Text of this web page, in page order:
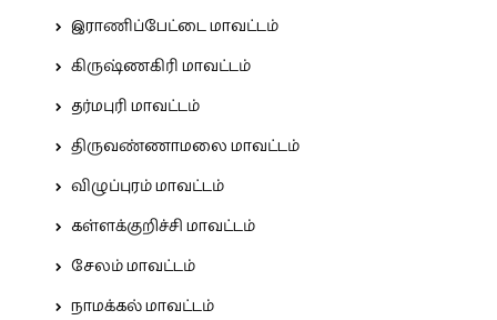
இராணிப்பேட்டை மாவட்டம்
கிருஷ்ணகிரி மாவட்டம்
தர்மபுரி மாவட்டம்
திருவண்ணாமலை மாவட்டம்
விழுப்புரம் மாவட்டம்
கள்ளக்குறிச்சி மாவட்டம்
சேலம் மாவட்டம்
நாமக்கல் மாவட்டம்